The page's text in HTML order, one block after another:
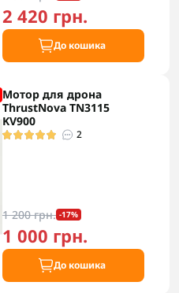
2 420 грн.
До кошика
Мотор для дрона
ThrustNova TN3115
KV900
2
1 200 грн. -17%
1 000 грн.
До кошика